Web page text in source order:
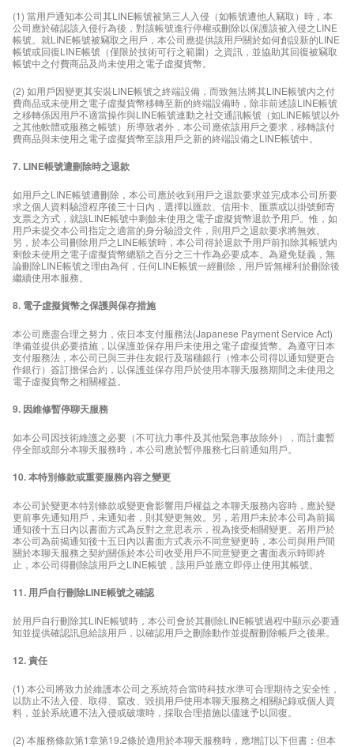
(1) 當用戶通知本公司其LINE帳號被第三人入侵（如帳號遭他人竊取）時，本
公司應於確認該入侵行為後，對該帳號進行停權或刪除以保護該被入侵之LINE
帳號。就LINE帳號被竊取之用戶，本公司應提供該用戶關於如何創設新的LINE
帳號或回復LINE帳號（僅限於技術可行之範圍）之資訊，並協助其回復被竊取
帳號中之付費商品及尚未使用之電子虛擬貨幣。
(2) 如用戶因變更其安裝LINE帳號之終端設備，而致無法將其LINE帳號內之付
費商品或未使用之電子虛擬貨幣移轉至新的終端設備時，除非前述該LINE帳號
之移轉係因用戶不適當操作與LINE帳號連動之社交通訊帳號（如LINE帳號以外
之其他軟體或服務之帳號）所導致者外，本公司應依該用戶之要求，移轉該付
費商品與未使用之電子虛擬貨幣至該用戶之新的終端設備之LINE帳號中。
7. LINE帳號遭刪除時之退款
如用戶之LINE帳號遭刪除，本公司應於收到用戶之退款要求並完成本公司所要
求之個人資料驗證程序後三十日內，選擇以匯款、信用卡、匯票或以掛號郵寄
支票之方式，就該LINE帳號中剩餘未使用之電子虛擬貨幣退款予用戶。惟，如
用戶未提交本公司指定之適當的身分驗證文件，則用戶之退款要求將無效。
另，於本公司刪除用戶之LINE帳號時，本公司得於退款予用戶前扣除其帳號內
剩餘未使用之電子虛擬貨幣總額之百分之三十作為必要成本。為避免疑義，無
論刪除LINE帳號之理由為何，任何LINE帳號一經刪除，用戶皆無權利於刪除後
繼續使用本服務。
8. 電子虛擬貨幣之保護與保存措施
本公司應盡合理之努力，依日本支付服務法(Japanese Payment Service Act)
準備並提供必要措施，以保護並保存用戶未使用之電子虛擬貨幣。為遵守日本
支付服務法，本公司已與三井住友銀行及瑞穗銀行（惟本公司得以通知變更合
作銀行）簽訂擔保合約，以保護並保存用戶於使用本聊天服務期間之未使用之
電子虛擬貨幣之相關權益。
9. 因維修暫停聊天服務
如本公司因技術維護之必要（不可抗力事件及其他緊急事故除外），而計畫暫
停全部或部分本聊天服務時，本公司應於暫停服務七日前通知用戶。
10. 本特別條款或重要服務內容之變更
本公司於變更本特別條款或變更會影響用戶權益之本聊天服務內容時，應於變
更前事先通知用戶，未通知者，則其變更無效。另，若用戶未於本公司為前揭
通知後十五日內以書面方式為反對之意思表示，視為接受相關變更。若用戶於
本公司為前揭通知後十五日內以書面方式表示不同意變更時，本公司與用戶間
關於本聊天服務之契約關係於本公司收受用戶不同意變更之書面表示時即終
止，本公司得刪除該用戶之LINE帳號，該用戶並應立即停止使用其帳號。
11. 用戶自行刪除LINE帳號之確認
於用戶自行刪除其LINE帳號時，本公司會於其刪除LINE帳號過程中顯示必要通
知並提供確認訊息給該用戶，以確認用戶之刪除動作並提醒刪除帳戶之後果。
12. 責任
(1) 本公司將致力於維護本公司之系統符合當時科技水準可合理期待之安全性，
以防止不法入侵、取得、竄改、毀損用戶使用本聊天服務之相關紀錄或個人資
料，並於系統遭不法入侵或破壞時，採取合理措施以儘速予以回復。
(2) 本服務條款第1章第19.2條於適用於本聊天服務時，應增訂以下但書：但本